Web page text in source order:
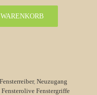
, Neuzugang
Fensterolive Fenstergriffe